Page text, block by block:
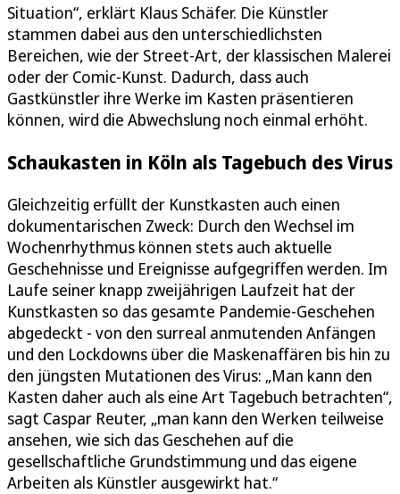
Situation“, erklärt Klaus Schäfer. Die Künstler
stammen dabei aus den unterschiedlichsten
Bereichen, wie der Street-Art, der klassischen Malerei
oder der Comic-Kunst. Dadurch, dass auch
Gastkünstler ihre Werke im Kasten präsentieren
können, wird die Abwechslung noch einmal erhöht.
Schaukasten in Köln als Tagebuch des Virus
Gleichzeitig erfüllt der Kunstkasten auch einen
dokumentarischen Zweck: Durch den Wechsel im
Wochenrhythmus können stets auch aktuelle
Geschehnisse und Ereignisse aufgegriffen werden. Im
Laufe seiner knapp zweijährigen Laufzeit hat der
Kunstkasten so das gesamte Pandemie-Geschehen
abgedeckt - von den surreal anmutenden Anfängen
und den Lockdowns über die Maskenaffären bis hin zu
den jüngsten Mutationen des Virus: „Man kann den
Kasten daher auch als eine Art Tagebuch betrachten“,
sagt Caspar Reuter, „man kann den Werken teilweise
ansehen, wie sich das Geschehen auf die
gesellschaftliche Grundstimmung und das eigene
Arbeiten als Künstler ausgewirkt hat.“